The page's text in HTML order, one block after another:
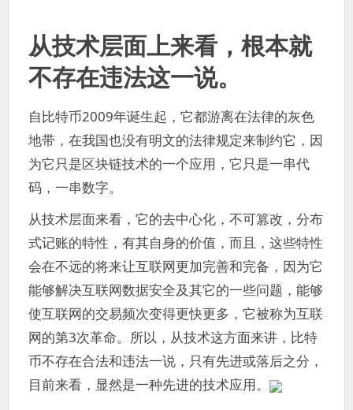
从技术层面上来看，根本就
不存在违法这一说。
自比特币2009年诞生起，它都游离在法律的灰色
地带，在我国也没有明文的法律规定来制约它，因
为它只是区块链技术的一个应用，它只是一串代
码，一串数字。
从技术层面来看，它的去中心化，不可篡改，分布
式记账的特性，有其自身的价值，而且，这些特性
会在不远的将来让互联网更加完善和完备，因为它
能够解决互联网数据安全及其它的一些问题，能够
使互联网的交易频次变得更快更多，它被称为互联
网的第3次革命。所以，从技术这方面来讲，比特
币不存在合法和违法一说，只有先进或落后之分，
目前来看，显然是一种先进的技术应用。